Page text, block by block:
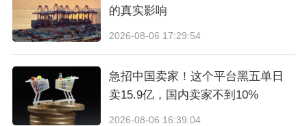
豫的顾客，内容详尽且有说服力的产品页可以增
强信任感，促使他们在比较多家店铺后选择你。
三、高转化产品页的"五
层架构"
的真实影响
2026-08-06 17:29:54
急招中国卖家！这个平台黑五单日
卖15.9亿，国内卖家不到10%
2026-08-06 16:39:04